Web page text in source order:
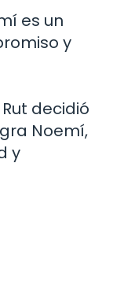
es un
y
decidió
Noemí,
y